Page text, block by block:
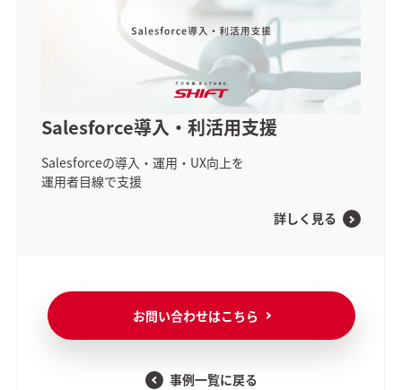
Salesforce導入・利活用支援
Salesforceの導入・運用・UX向上を
運用者目線で支援
詳しく見る
お問い合わせはこちら
事例一覧に戻る